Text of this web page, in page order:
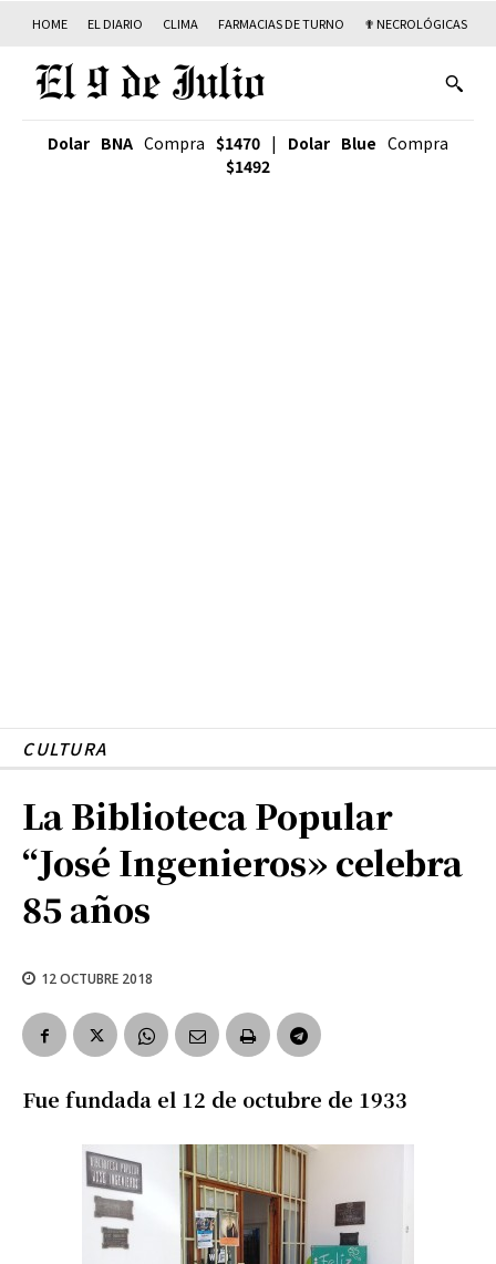
HOME EL DIARIO CLIMA FARMACIAS DE TURNO ✟ NECROLÓGICAS
Dolar BNA Compra $1470 | Dolar Blue Compra
$1492
CULTURA
La Biblioteca Popular
“José Ingenieros» celebra
85 años
12 OCTUBRE 2018
Fue fundada el 12 de octubre de 1933